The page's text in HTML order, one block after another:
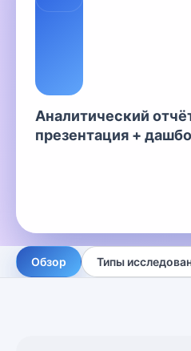
Аналитический
презентация +
Обзор Типы